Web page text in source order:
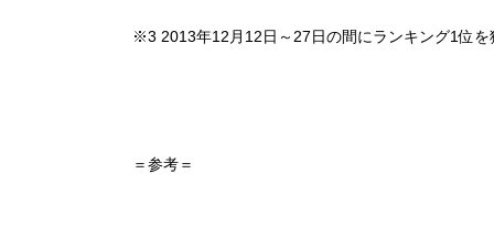
※3 2013年12月12日～27日の間にランキング1位を
＝参考＝